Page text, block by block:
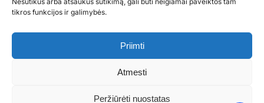
tikros funkcijos ir galimybės.
Priimti
Atmesti
Peržiūrėti nuostatas
Kontaktai
Aukok.lt taisyklės
Paraiškos pateikimas